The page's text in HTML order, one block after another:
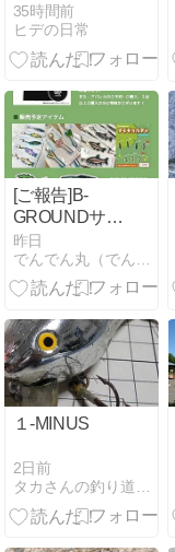
35時間前
ヒデの日常
[ご報告]B-
GROUNDサマ
ーフェス
2026（8月8日
～16日）追加
昨日
１-MINUS
2日前
タカさんの釣り道具箱